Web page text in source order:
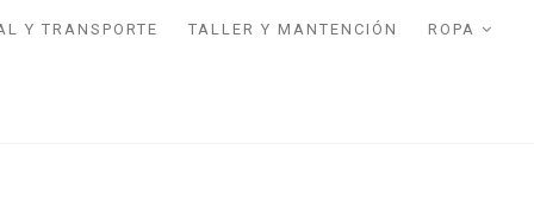
Y TRANSPORTE TALLER Y MANTENCIÓN ROPA